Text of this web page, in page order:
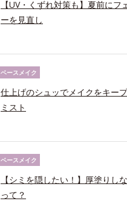
【UV・くずれ対策も】夏前にフ
ーを見直し
ベースメイク
仕上げのシュッでメイクをキー
ミスト
ベースメイク
【シミを隠したい！】厚塗りし
って？